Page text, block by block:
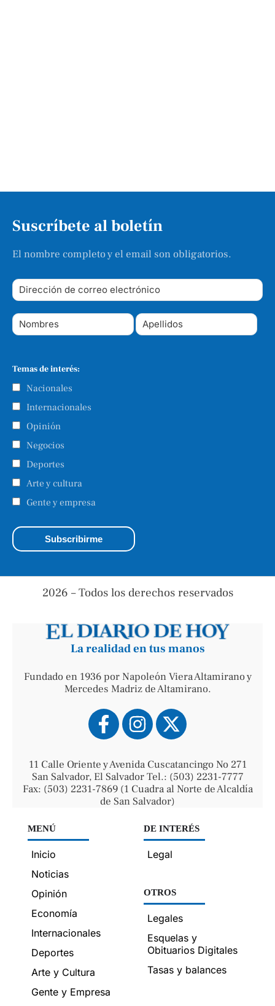
Suscríbete al boletín
El nombre completo y el email son obligatorios.
Temas de interés:
Nacionales
Internacionales
Opinión
Negocios
Deportes
Arte y cultura
Gente y empresa
2026 – Todos los derechos reservados
La realidad en tus manos
Fundado en 1936 por Napoleón Viera Altamirano y
Mercedes Madriz de Altamirano.
11 Calle Oriente y Avenida Cuscatancingo No 271
San Salvador, El Salvador Tel.: (503) 2231-7777
Fax: (503) 2231-7869 (1 Cuadra al Norte de Alcaldía
de San Salvador)
MENÚ
Inicio
Noticias
Opinión
Economía
Internacionales
Deportes
Arte y Cultura
Gente y Empresa
DE INTERÉS
Legal
OTROS
Legales
Esquelas y
Obituarios Digitales
Tasas y balances